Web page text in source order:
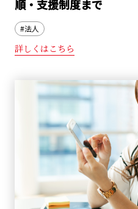
順・支援制度まで
#法人
詳しくはこちら